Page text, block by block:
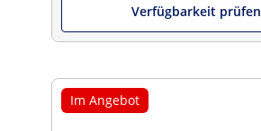
Verfügbarkeit prüfen
Im Angebot